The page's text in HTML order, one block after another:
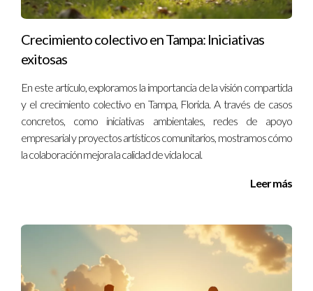
para mejorar el ambiente laboral.
Ignacio Valenzuela es un experto en desarrollo organizacional
empresas. Si deseas más información sobre cómo impulsar tu
carrera o mejorar la cultura en tu lugar de trabajo, no dudes en
contactarme al +13057764866.
Crecimiento colectivo en Tampa: Iniciativas
exitosas
En este artículo, exploramos la importancia de la visión compartida
y el crecimiento colectivo en Tampa, Florida. A través de casos
concretos, como iniciativas ambientales, redes de apoyo
empresarial y proyectos artísticos comunitarios, mostramos cómo
la colaboración mejora la calidad de vida local.
Leer más